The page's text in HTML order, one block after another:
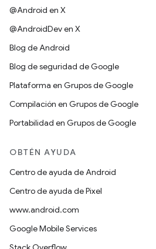
@Android en X
@AndroidDev en X
Blog de Android
Blog de seguridad de Google
Plataforma en Grupos de Google
Compilación en Grupos de Google
Portabilidad en Grupos de Google
OBTÉN AYUDA
Centro de ayuda de Android
Centro de ayuda de Pixel
www.android.com
Google Mobile Services